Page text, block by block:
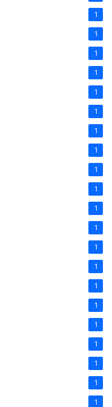
1
1
1
1
1
1
1
1
1
1
1
1
1
1
1
1
1
1
1
1
1